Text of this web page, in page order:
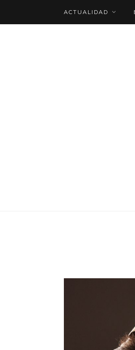
ACTUALIDAD